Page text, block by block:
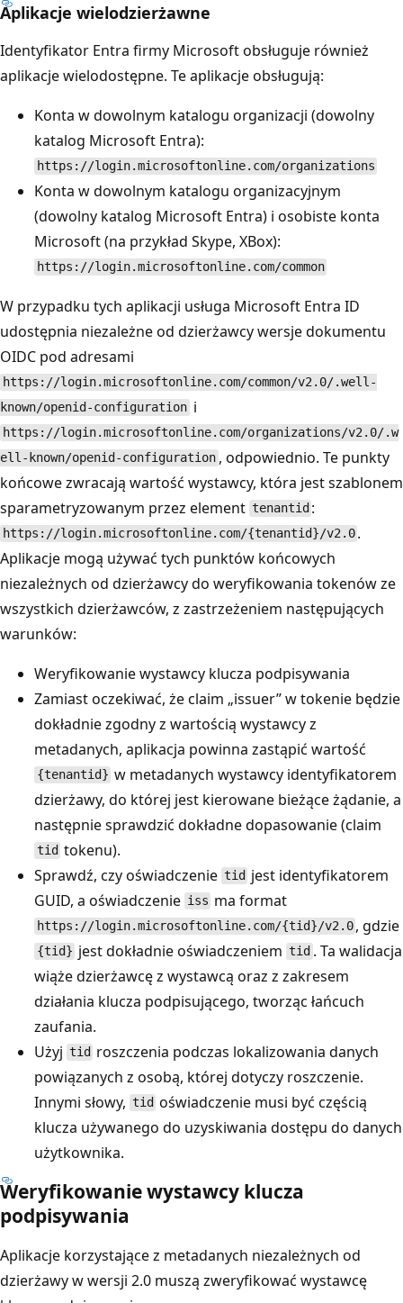
Aplikacje wielodzierżawne
Identyfikator Entra firmy Microsoft obsługuje również
aplikacje wielodostępne. Te aplikacje obsługują:
Konta w dowolnym katalogu organizacji (dowolny
katalog Microsoft Entra):
https://login.microsoftonline.com/organizations
Konta w dowolnym katalogu organizacyjnym
(dowolny katalog Microsoft Entra) i osobiste konta
Microsoft (na przykład Skype, XBox):
https://login.microsoftonline.com/common
W przypadku tych aplikacji usługa Microsoft Entra ID
udostępnia niezależne od dzierżawcy wersje dokumentu
OIDC pod adresami
https://login.microsoftonline.com/common/v2.0/.well-
known/openid-configuration i
https://login.microsoftonline.com/organizations/v2.0/.w
ell-known/openid-configuration , odpowiednio. Te punkty
końcowe zwracają wartość wystawcy, która jest szablonem
sparametryzowanym przez element tenantid :
https://login.microsoftonline.com/{tenantid}/v2.0 .
Aplikacje mogą używać tych punktów końcowych
niezależnych od dzierżawcy do weryfikowania tokenów ze
wszystkich dzierżawców, z zastrzeżeniem następujących
warunków:
Weryfikowanie wystawcy klucza podpisywania
Zamiast oczekiwać, że claim „issuer” w tokenie będzie
dokładnie zgodny z wartością wystawcy z
metadanych, aplikacja powinna zastąpić wartość
{tenantid} w metadanych wystawcy identyfikatorem
dzierżawy, do której jest kierowane bieżące żądanie, a
następnie sprawdzić dokładne dopasowanie (claim
tid tokenu).
Sprawdź, czy oświadczenie tid jest identyfikatorem
GUID, a oświadczenie iss ma format
https://login.microsoftonline.com/{tid}/v2.0 , gdzie
{tid} jest dokładnie oświadczeniemtid . Ta walidacja
wiąże dzierżawcę z wystawcą oraz z zakresem
działania klucza podpisującego, tworząc łańcuch
zaufania.
Użyj tid roszczenia podczas lokalizowania danych
powiązanych z osobą, której dotyczy roszczenie.
Innymi słowy, tid oświadczenie musi być częścią
klucza używanego do uzyskiwania dostępu do danych
użytkownika.
Weryfikowanie wystawcy klucza
podpisywania
Aplikacje korzystające z metadanych niezależnych od
dzierżawy w wersji 2.0 muszą zweryfikować wystawcę